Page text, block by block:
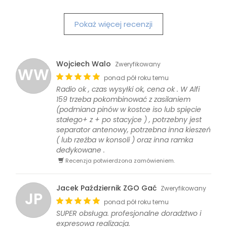
Pokaż więcej recenzji
WW
Wojciech Walo Zweryfikowany
ponad pół roku temu
Radio ok , czas wysyłki ok, cena ok . W Alfi
159 trzeba pokombinować z zasilaniem
(podmiana pinów w kostce iso lub spięcie
stałego+ z + po stacyjce ) , potrzebny jest
separator antenowy, potrzebna inna kieszeń
( lub rzeźba w konsoli ) oraz inna ramka
dedykowane .
Recenzja potwierdzona zamówieniem.
JP
Jacek Październik ZGO Gać Zweryfikowany
ponad pół roku temu
SUPER obsługa. profesjonalne doradztwo i
expresowa realizacja.